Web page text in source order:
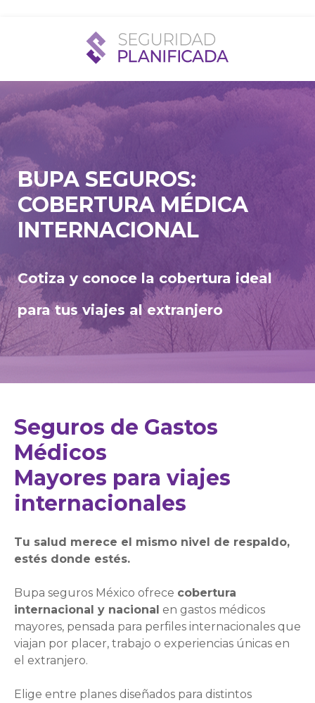
BUPA SEGUROS:
COBERTURA MÉDICA
INTERNACIONAL
Cotiza y conoce la cobertura ideal
para tus viajes al extranjero
Seguros de Gastos
Médicos
Mayores para viajes
internacionales
Tu salud merece el mismo nivel de respaldo,
estés donde estés.
Bupa seguros México ofrece cobertura
internacional y nacional en gastos médicos
mayores, pensada para perfiles internacionales que
viajan por placer, trabajo o experiencias únicas en
el extranjero.
Elige entre planes diseñados para distintos